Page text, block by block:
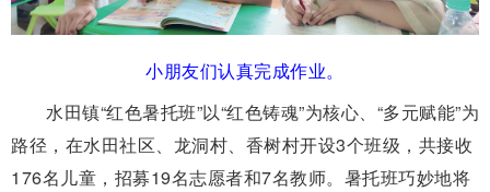
小朋友们认真完成作业。
水田镇“红色暑托班”以“红色铸魂”为核心、“多元赋能”为
路径，在水田社区、龙洞村、香树村开设3个班级，共接收
176名儿童，招募19名志愿者和7名教师。暑托班巧妙地将